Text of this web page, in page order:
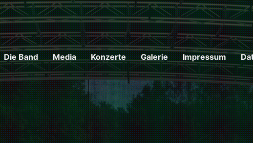
Die Band Media Konzerte Galerie Impressum